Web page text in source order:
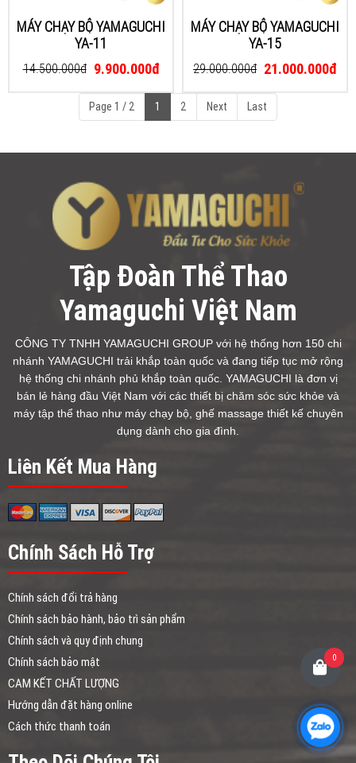
MÁY CHẠY BỘ YAMAGUCHI
YA-11
14.500.000đ 9.900.000đ
MÁY CHẠY BỘ YAMAGUCHI
YA-15
29.000.000đ 21.000.000đ
Page 1 / 2 1 2 Next Last
Tập Đoàn Thể Thao
Yamaguchi Việt Nam
CÔNG TY TNHH YAMAGUCHI GROUP với hệ thống hơn 150 chi
nhánh YAMAGUCHI trải khắp toàn quốc và đang tiếp tục mở rộng
hệ thống chi nhánh phủ khắp toàn quốc. YAMAGUCHI là đơn vị
bán lẻ hàng đầu Việt Nam với các thiết bị chăm sóc sức khỏe và
máy tập thể thao như máy chạy bộ, ghế massage thiết kế chuyên
dụng dành cho gia đình.
Liên Kết Mua Hàng
Chính Sách Hỗ Trợ
Chính sách đổi trả hàng
Chính sách bảo hành, bảo trì sản phẩm
Chính sách và quy định chung
Chính sách bảo mật
CAM KẾT CHẤT LƯỢNG
Hướng dẫn đặt hàng online
Cách thức thanh toán
0